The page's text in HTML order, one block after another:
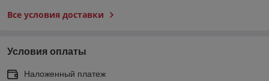
Все условия доставки
Условия оплаты
Наложенный платеж